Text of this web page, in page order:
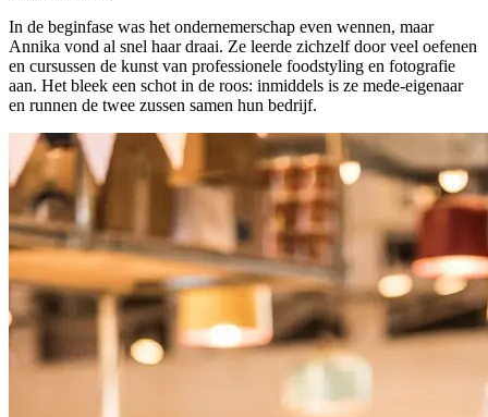
In de beginfase was het ondernemerschap even wennen, maar
Annika vond al snel haar draai. Ze leerde zichzelf door veel oefenen
en cursussen de kunst van professionele foodstyling en fotografie
aan. Het bleek een schot in de roos: inmiddels is ze mede-eigenaar
en runnen de twee zussen samen hun bedrijf.